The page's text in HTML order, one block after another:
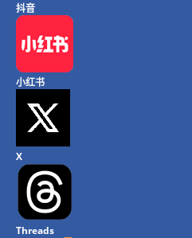
抖音
小红书
X
Threads